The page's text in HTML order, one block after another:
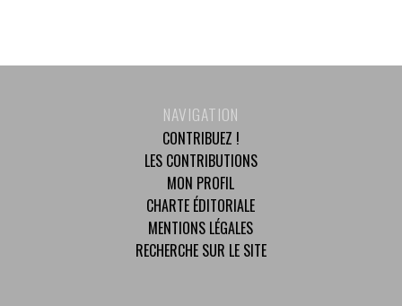
NAVIGATION
CONTRIBUEZ !
LES CONTRIBUTIONS
MON PROFIL
CHARTE ÉDITORIALE
MENTIONS LÉGALES
RECHERCHE SUR LE SITE